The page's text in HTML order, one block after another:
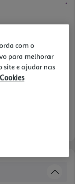
com o
para melhorar
site e ajudar nas